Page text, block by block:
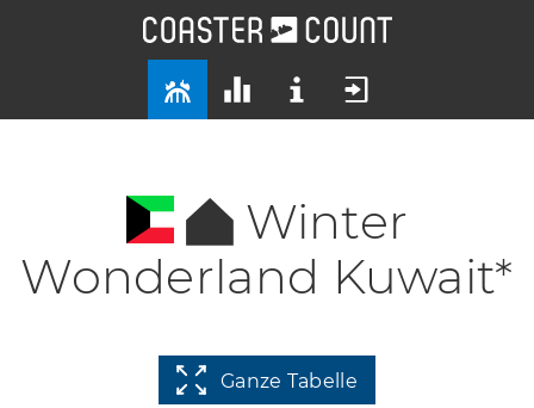
Winter
Wonderland Kuwait*
Ganze Tabelle